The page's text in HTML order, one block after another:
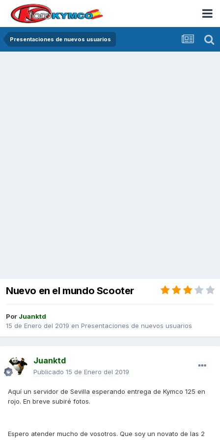
Presentaciones de nuevos usuarios
Nuevo en el mundo Scooter
Por Juanktd
15 de Enero del 2019 en Presentaciones de nuevos usuarios
Juanktd
Publicado 15 de Enero del 2019
Aquí un servidor de Sevilla esperando entrega de Kymco 125 en
rojo. En breve subiré fotos.
Espero atender mucho de vosotros. Que soy un novato de las 2